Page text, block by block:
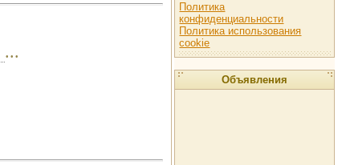
...
Политика
конфиденциальности
Политика использования
cookie
Объявления